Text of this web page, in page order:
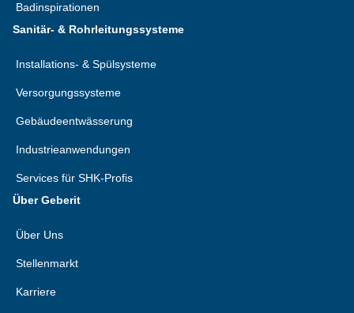
Badinspirationen
Sanitär- & Rohrleitungssysteme
Installations- & Spülsysteme
Versorgungssysteme
Gebäudeentwässerung
Industrieanwendungen
Services für SHK-Profis
Über Geberit
Über Uns
Stellenmarkt
Karriere